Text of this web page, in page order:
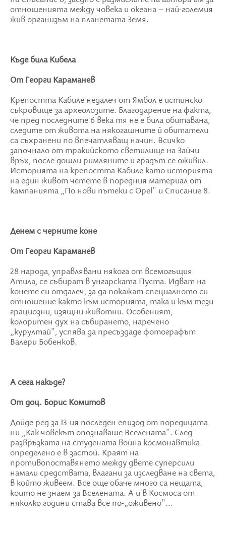
отношенията между човека и океана – най-големия
жив организъм на планетата Земя.
Къде била Кибела
От Георги Караманев
Крепостта Кабиле недалеч от Ямбол е истинско
съкровище за археолозите. Благодарение на факта,
че пред последните 6 века тя не е била обитавана,
следите от живота на някогашните й обитатели
са съхранени по впечатляващ начин. Всичко
започнало от тракийското светилище на Зайчи
връх, после дошли римляните и градът се оживил.
Историята на крепостта Кабиле като историята
на един живот четете в поредния материал от
кампанията „По нови пътеки с Opel" и Списание 8.
Денем с черните коне
От Георги Караманев
28 народа, управлявани някога от всемогъщия
Атила, се събират в унгарската Пуста. Идват на
конете си отдалеч, за да покажат специалното си
отношение както към историята, така и към тези
грациозни, изящни животни. Особеният,
колоритен дух на събирането, наречено
„курултай", успява да пресъздаде фотографът
Валери Бобенков.
А сега накъде?
От доц. Борис Комитов
Дойде ред за 13-ия последен епизод от поредицата
ни „Как човекът опознаваше Вселената". След
развръзката на студената война космонавтика
определено е в застой. Краят на
противопоставянето между двете суперсили
намали средствата, влагани за изследване на света,
в който живеем. Все още обаче много са нещата,
които не знаем за Вселената. А и в Космоса от
няколко години става все по-„оживено"...